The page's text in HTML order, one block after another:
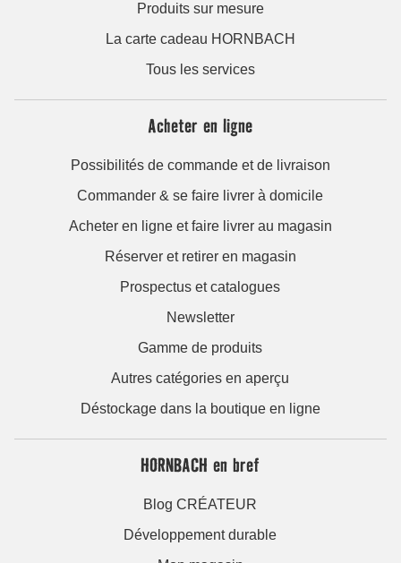
Produits sur mesure
La carte cadeau HORNBACH
Tous les services
Acheter en ligne
Possibilités de commande et de livraison
Commander & se faire livrer à domicile
Acheter en ligne et faire livrer au magasin
Réserver et retirer en magasin
Prospectus et catalogues
Newsletter
Gamme de produits
Autres catégories en aperçu
Déstockage dans la boutique en ligne
HORNBACH en bref
Blog CRÉATEUR
Développement durable